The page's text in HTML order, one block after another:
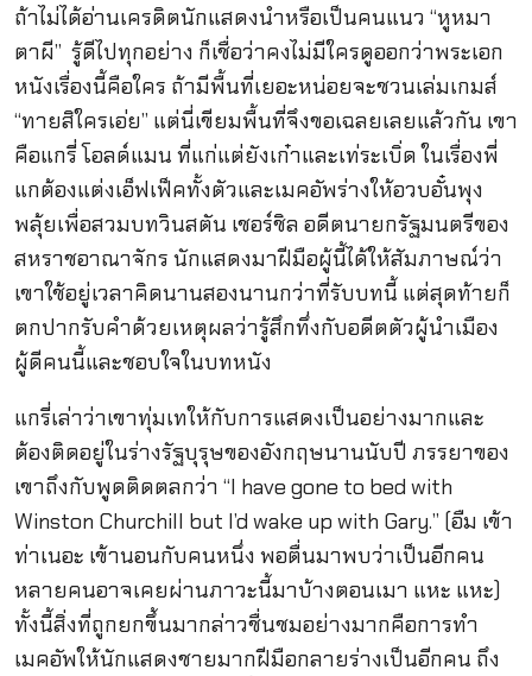
ถ้าไม่ได้อ่านเครดิตนักแสดงนำหรือเป็นคนแนว “หูหมา
ตาผี” รู้ดีไปทุกอย่าง ก็เชื่อว่าคงไม่มีใครดูออกว่าพระเอก
หนังเรื่องนี้คือใคร ถ้ามีพื้นที่เยอะหน่อยจะชวนเล่มเกมส์
“ทายสิใครเอ่ย” แต่นี่เขียมพื้นที่จึงขอเฉลยเลยแล้วกัน เขา
คือแกรี่ โอลด์แมน ที่แก่แต่ยังเก๋าและเท่ระเบิ่ด ในเรื่องพี่
แกต้องแต่งเอ็ฟเฟ็คทั้งตัวและเมคอัพร่างให้อวบอั๋นพุง
พลุ้ยเพื่อสวมบทวินสตัน เชอร์ชิล อดีตนายกรัฐมนตรีของ
สหราชอาณาจักร นักแสดงมาฝีมือผู้นี้ได้ให้สัมภาษณ์ว่า
เขาใช้อยู่เวลาคิดนานสองนานกว่าที่รับบทนี้ แต่สุดท้ายก็
ตกปากรับคำด้วยเหตุผลว่ารู้สึกทึ่งกับอดีตตัวผู้นำเมือง
ผู้ดีคนนี้และชอบใจในบทหนัง
แกรี่เล่าว่าเขาทุ่มเทให้กับการแสดงเป็นอย่างมากและ
ต้องติดอยู่ในร่างรัฐบุรุษของอังกฤษนานนับปี ภรรยาของ
เขาถึงกับพูดติดตลกว่า “I have gone to bed with
Winston Churchill but I’d wake up with Gary.” (อืม เข้า
ท่าเนอะ เข้านอนกับคนหนึ่ง พอตื่นมาพบว่าเป็นอีกคน
หลายคนอาจเคยผ่านภาวะนี้มาบ้างตอนเมา แหะ แหะ)
ทั้งนี้สิ่งที่ถูกยกขึ้นมากล่าวชื่นชมอย่างมากคือการทำ
เมคอัพให้นักแสดงชายมากฝีมือกลายร่างเป็นอีกคน ถึง